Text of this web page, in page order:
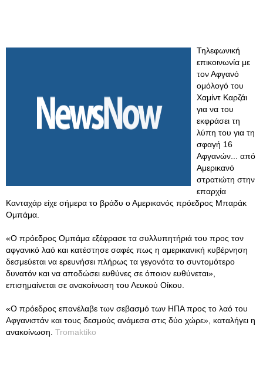
Τηλεφωνική
επικοινωνία με
τον Αφγανό
ομόλογό του
Χαμίντ Καρζάι
για να του
εκφράσει τη
λύπη του για τη
σφαγή 16
Αφγανών... από
Αμερικανό
στρατιώτη στην
επαρχία
Κανταχάρ είχε σήμερα το βράδυ ο Αμερικανός πρόεδρος Μπαράκ
Ομπάμα.
«Ο πρόεδρος Ομπάμα εξέφρασε τα συλλυπητήριά του προς τον
αφγανικό λαό και κατέστησε σαφές πως η αμερικανική κυβέρνηση
δεσμεύεται να ερευνήσει πλήρως τα γεγονότα το συντομότερο
δυνατόν και να αποδώσει ευθύνες σε όποιον ευθύνεται»,
επισημαίνεται σε ανακοίνωση του Λευκού Οίκου.
«Ο πρόεδρος επανέλαβε των σεβασμό των ΗΠΑ προς το λαό του
Αφγανιστάν και τους δεσμούς ανάμεσα στις δύο χώρε», καταλήγει η
ανακοίνωση. Tromaktiko